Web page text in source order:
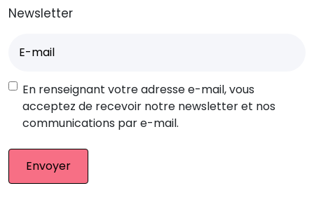
Newsletter
mail(Nécessaire)
RGPD
En renseignant votre adresse e-mail, vous
acceptez de recevoir notre newsletter et nos
communications par e-mail.